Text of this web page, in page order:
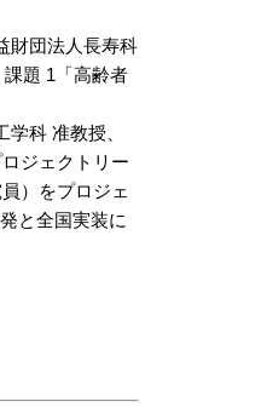
財団法人長寿科
題 1「高齢者
科 准教授、
ジェクトリー
）をプロジェ
と全国実装に